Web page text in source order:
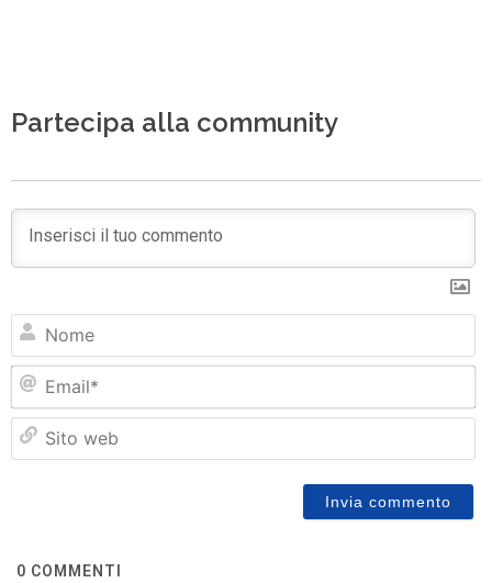
Partecipa alla community
0 COMMENTI